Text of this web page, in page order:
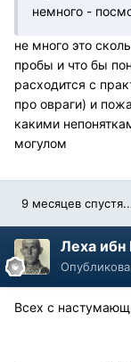
немного -
не много это
пробы и что бы
расходится с
про овраги) и
какими
могулом
9 месяцев
Леха
Всех с